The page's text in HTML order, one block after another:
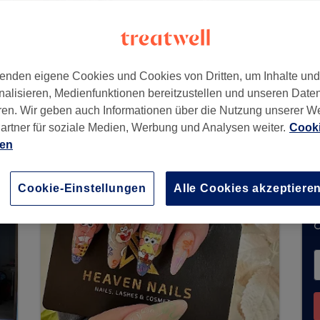
, 10787
Buchungen über Treatwell entgegen.
Ihrer Nähe zu finden. Dort warten viele
eigene Cookies und Cookies von Dritten, um Inhalte
Medienfunktionen bereitzustellen und unseren
Wir geben auch Informationen über die Nutzung unserer
für soziale Medien, Werbung und Analysen weiter.
Cookie-Einstellungen Alle Cookies akzeptieren